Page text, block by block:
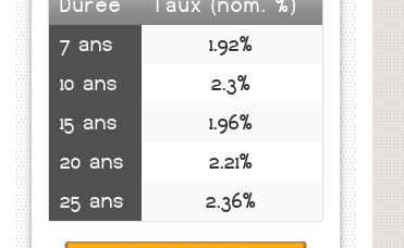
Durée
Taux (nom. %)
7 ans
1.92%
10 ans
2.3%
15 ans
1.96%
20 ans
2.21%
25 ans
2.36%